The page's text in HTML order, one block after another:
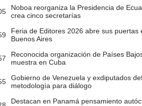
Noboa reorganiza la Presidencia de
crea cinco secretarías
Feria de Editores 2026 abre sus puertas
Buenos Aires
Reconocida organización de Países
muestra en Cuba
Gobierno de Venezuela y exdiputados
metodología para diálogo
Destacan en Panamá pensamiento